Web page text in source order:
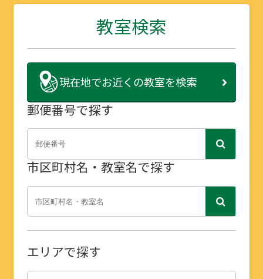
教室検索
現在地でお近くの教室を検索
郵便番号で探す
市区町村名・教室名で探す
エリアで探す